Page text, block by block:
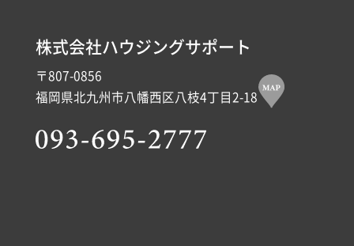
株式会社ハウジングサポート
〒807-0856
福岡県北九州市八幡西区八枝4丁目2-18